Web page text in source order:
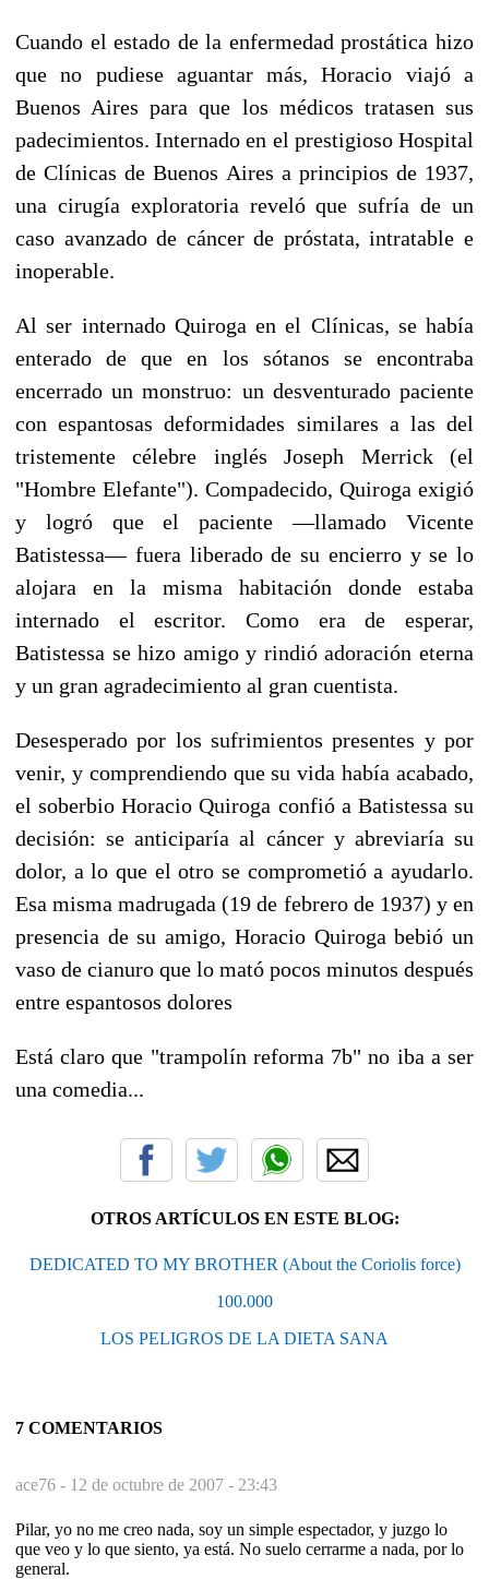
Cuando el estado de la enfermedad prostática hizo
que no pudiese aguantar más, Horacio viajó a
Buenos Aires para que los médicos tratasen sus
padecimientos. Internado en el prestigioso Hospital
de Clínicas de Buenos Aires a principios de 1937,
una cirugía exploratoria reveló que sufría de un
caso avanzado de cáncer de próstata, intratable e
inoperable.
Al ser internado Quiroga en el Clínicas, se había
enterado de que en los sótanos se encontraba
encerrado un monstruo: un desventurado paciente
con espantosas deformidades similares a las del
tristemente célebre inglés Joseph Merrick (el
"Hombre Elefante"). Compadecido, Quiroga exigió
y logró que el paciente —llamado Vicente
Batistessa— fuera liberado de su encierro y se lo
alojara en la misma habitación donde estaba
internado el escritor. Como era de esperar,
Batistessa se hizo amigo y rindió adoración eterna
y un gran agradecimiento al gran cuentista.
Desesperado por los sufrimientos presentes y por
venir, y comprendiendo que su vida había acabado,
el soberbio Horacio Quiroga confió a Batistessa su
decisión: se anticiparía al cáncer y abreviaría su
dolor, a lo que el otro se comprometió a ayudarlo.
Esa misma madrugada (19 de febrero de 1937) y en
presencia de su amigo, Horacio Quiroga bebió un
vaso de cianuro que lo mató pocos minutos después
entre espantosos dolores
Está claro que "trampolín reforma 7b" no iba a ser
una comedia...
OTROS ARTÍCULOS EN ESTE BLOG:
DEDICATED TO MY BROTHER (About the Coriolis force)
100.000
LOS PELIGROS DE LA DIETA SANA
7 COMENTARIOS
ace76 - 12 de octubre de 2007 - 23:43
Pilar, yo no me creo nada, soy un simple espectador, y juzgo lo
que veo y lo que siento, ya está. No suelo cerrarme a nada, por lo
general.